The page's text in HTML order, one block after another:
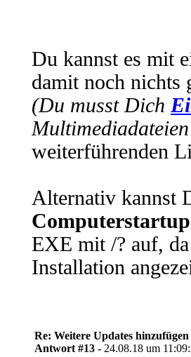
Du kannst es mit
damit noch nichts
(Du musst Dich
weiterführenden
Alternativ kannst
EXE mit /? auf,
Installation
Re: Weitere Updates hinzufügen
Antwort #13 - 24.08.18 um